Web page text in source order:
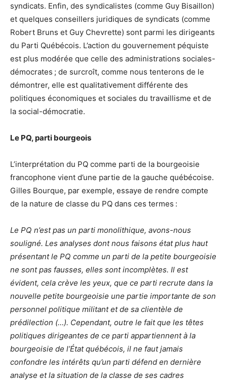
syndicats. Enfin, des syndicalistes (comme Guy Bisaillon)
et quelques conseillers juridiques de syndicats (comme
Robert Bruns et Guy Chevrette) sont parmi les dirigeants
du Parti Québécois. L’action du gouvernement péquiste
est plus modérée que celle des administrations sociales-
démocrates ; de surcroît, comme nous tenterons de le
démontrer, elle est qualitativement différente des
politiques économiques et sociales du travaillisme et de
la social-démocratie.
Le PQ, parti bourgeois
L’interprétation du PQ comme parti de la bourgeoisie
francophone vient d’une partie de la gauche québécoise.
Gilles Bourque, par exemple, essaye de rendre compte
de la nature de classe du PQ dans ces termes :
Le PQ n’est pas un parti monolithique, avons-nous
souligné. Les analyses dont nous faisons état plus haut
présentant le PQ comme un parti de la petite bourgeoisie
ne sont pas fausses, elles sont incomplètes. Il est
évident, cela crève les yeux, que ce parti recrute dans la
nouvelle petite bourgeoisie une partie importante de son
personnel politique militant et de sa clientèle de
prédilection (…). Cependant, outre le fait que les têtes
politiques dirigeantes de ce parti appartiennent à la
bourgeoisie de l’État québécois, il ne faut jamais
confondre les intérêts qu’un parti défend en dernière
analyse et la situation de la classe de ses cadres